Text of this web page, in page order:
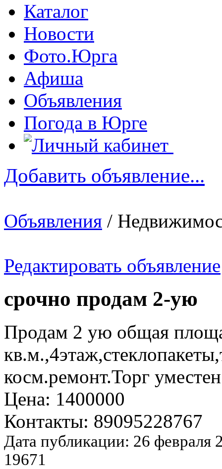
Каталог
Новости
Фото.Юрга
Афиша
Объявления
Погода в Юрге
Добавить объявление...
Объявления /
Редактировать объявление
срочно продам 2-ую
Продам 2 ую общая
косм.ремонт.Торг уместен
Цена: 1400000
Контакты: 89095228767
Дата публикации: 26 февраля
19671